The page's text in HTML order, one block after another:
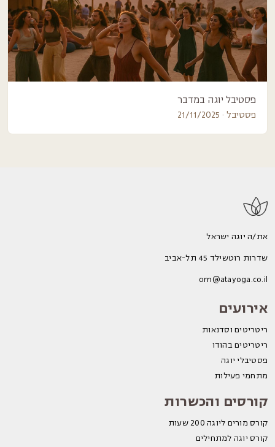
פסטיבל יוגה במדבר
פסטיבל · 21/11/2025
את/ה יוגה ישראל
שדרות רוטשילד 45 תל-אביב
om@atayoga.co.il
אירועים
ריטריטים וסדנאות
ריטריטים בהודו
פסטיבלי יוגה
מתחמי פעילות
קורסים והכשרות
קורס מורים ליוגה 200 שעות
קורס יוגה למתחילים